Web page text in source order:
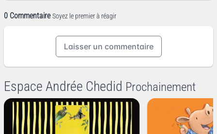
0 Commentaire Soyez le premier à réagir
Laisser un commentaire
Espace Andrée Chedid Prochainement